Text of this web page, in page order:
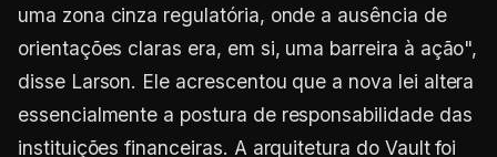
uma zona cinza regulatória, onde a ausência de
orientações claras era, em si, uma barreira à ação",
disse Larson. Ele acrescentou que a nova lei altera
essencialmente a postura de responsabilidade das
instituições financeiras. A arquitetura do Vault foi